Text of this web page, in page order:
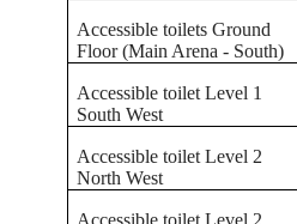
Accessible toilets Ground
Floor (Main Arena - South)
Accessible toilet Level 1
South West
Accessible toilet Level 2
North West
Accessible toilet Level 2